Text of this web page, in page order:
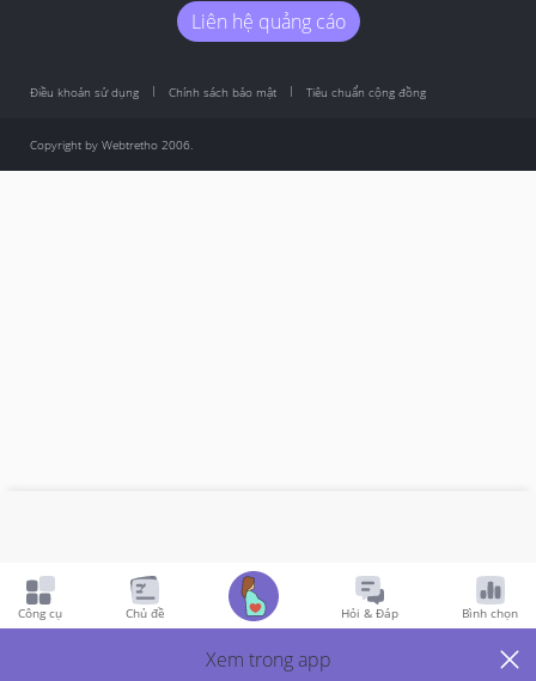
Liên hệ quảng cáo
Copyright by Webtretho 2006.
Điều khoản sử dụng Chính sách bảo mật Tiêu chuẩn cộng đồng
Công cụ Chủ đề Hỏi & Đáp Bình chọn
Xem trong app